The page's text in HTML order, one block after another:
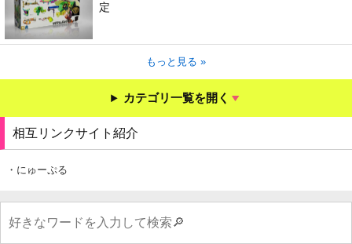
定
もっと見る »
カテゴリ一覧を開く
相互リンクサイト紹介
・にゅーぷる